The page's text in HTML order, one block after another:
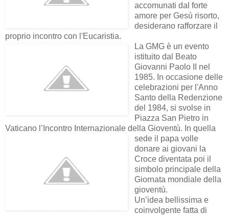
accomunati dal forte
amore per Gesù risorto,
desiderano rafforzare il
proprio incontro con l'Eucaristia.
La GMG è un evento
istituito dal Beato
Giovanni Paolo II nel
1985. In occasione delle
celebrazioni per l'Anno
Santo della Redenzione
del 1984, si svolse in
Piazza San Pietro in
Vaticano l’Incontro Internazionale della Gioventù. In quella
sede il papa volle
donare ai giovani la
Croce diventata poi il
simbolo principale della
Giornata mondiale della
gioventù.
Un’idea bellissima e
coinvolgente fatta di